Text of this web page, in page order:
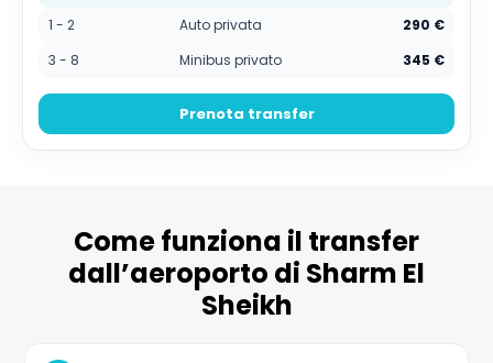
1 - 2
Auto privata
290 €
3 - 8
Minibus privato 345 €
Prenota transfer
Come funziona il transfer
dall’aeroporto di Sharm El
Sheikh